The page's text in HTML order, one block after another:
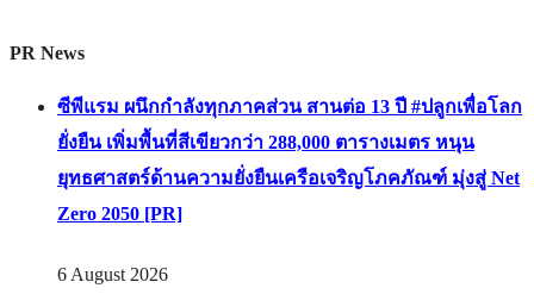
PR News
ซีพีแรม ผนึกกำลังทุกภาคส่วน สานต่อ 13 ปี #ปลูกเพื่อโลก
ยั่งยืน เพิ่มพื้นที่สีเขียวกว่า 288,000 ตารางเมตร หนุน
ยุทธศาสตร์ด้านความยั่งยืนเครือเจริญโภคภัณฑ์ มุ่งสู่ Net
Zero 2050 [PR]
6 August 2026